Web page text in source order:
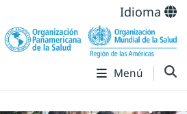
Idioma
Menú